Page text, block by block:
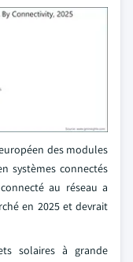
des modules
systèmes connectés
au réseau a
en 2025 et devrait
solaires à grande